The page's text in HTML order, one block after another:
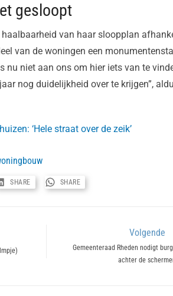
gesloopt
van haar sloopplan
van de woningen een
nu niet aan ons om hier iets van te
nog duidelijkheid over te krijgen”,
‘Hele straat over de zeik’
SHARE SHARE
Volgende
Next
Gemeenteraad Rheden nodigt
achter de